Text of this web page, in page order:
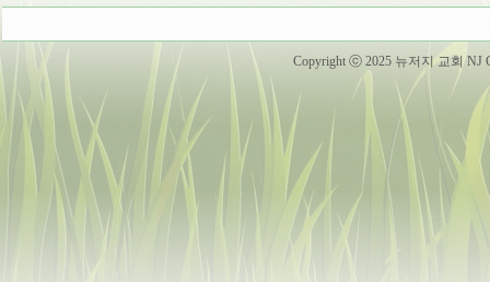
Copyright ⓒ 2025 뉴저지 교회 NJ